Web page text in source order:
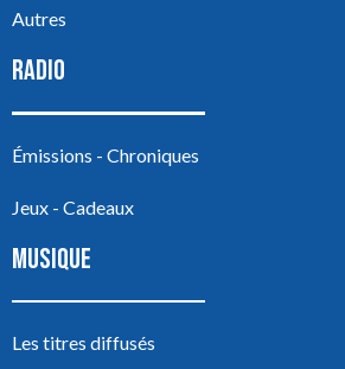
Autres
RADIO
Émissions - Chroniques
Jeux - Cadeaux
MUSIQUE
Les titres diffusés